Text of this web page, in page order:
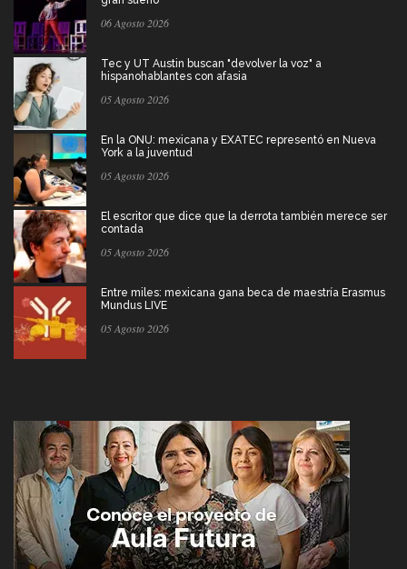
06 Agosto 2026
Tec y UT Austin buscan "devolver la voz" a
hispanohablantes con afasia
05 Agosto 2026
En la ONU: mexicana y EXATEC representó en Nueva
York a la juventud
05 Agosto 2026
El escritor que dice que la derrota también merece ser
contada
05 Agosto 2026
Entre miles: mexicana gana beca de maestría Erasmus
Mundus LIVE
05 Agosto 2026